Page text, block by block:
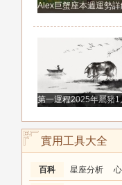
Alex巨蟹座本週運勢
第一運程2025年屬豬1
實用工具大全
百科 星座分析